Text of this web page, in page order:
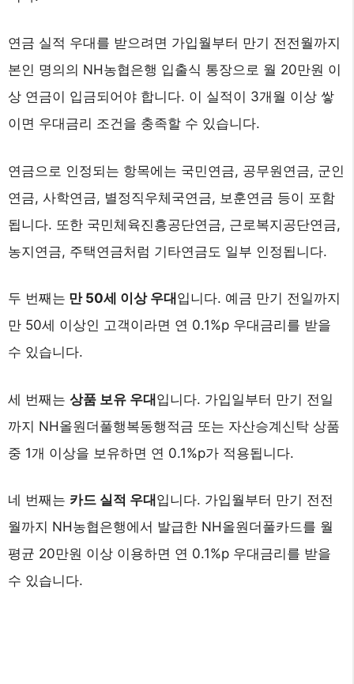
연금 실적 우대를 받으려면 가입월부터 만기 전전월까지
본인 명의의 NH농협은행 입출식 통장으로 월 20만원 이
상 연금이 입금되어야 합니다. 이 실적이 3개월 이상 쌓
이면 우대금리 조건을 충족할 수 있습니다.
연금으로 인정되는 항목에는 국민연금, 공무원연금, 군인
연금, 사학연금, 별정직우체국연금, 보훈연금 등이 포함
됩니다. 또한 국민체육진흥공단연금, 근로복지공단연금,
농지연금, 주택연금처럼 기타연금도 일부 인정됩니다.
두 번째는 만 50세 이상 우대 입니다. 예금 만기 전일까지
만 50세 이상인 고객이라면 연 0.1%p 우대금리를 받을
수 있습니다.
세 번째는 상품 보유 우대입니다. 가입일부터 만기 전일
까지 NH올원더풀행복동행적금 또는 자산승계신탁 상품
중 1개 이상을 보유하면 연 0.1%p가 적용됩니다.
네 번째는 카드 실적 우대 입니다. 가입월부터 만기 전전
월까지 NH농협은행에서 발급한 NH올원더풀카드를 월
평균 20만원 이상 이용하면 연 0.1%p 우대금리를 받을
수 있습니다.